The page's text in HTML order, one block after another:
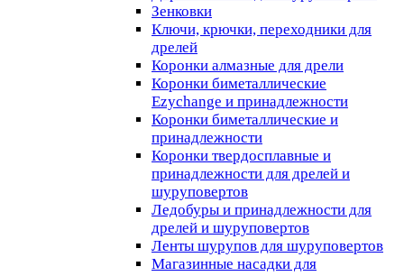
Зенковки
Ключи, крючки, переходники для
дрелей
Коронки алмазные для дрели
Коронки биметаллические
Ezychange и принадлежности
Коронки биметаллические и
принадлежности
Коронки твердосплавные и
принадлежности для дрелей и
шуруповертов
Ледобуры и принадлежности для
дрелей и шуруповертов
Ленты шурупов для шуруповертов
Магазинные насадки для